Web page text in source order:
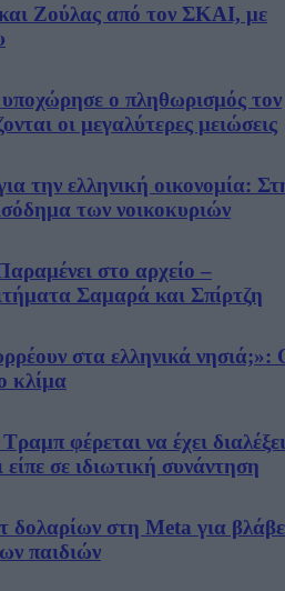
Ζούλας από τον ΣΚΑΙ, με
ο πληθωρισμός τον
οι μεγαλύτερες μειώσεις
την ελληνική οικονομία:
των νοικοκυριών
στο αρχείο –
Σαμαρά και Σπίρτζη
στα ελληνικά νησιά;»:
κλίμα
φέρεται να έχει διαλέξει
σε ιδιωτική συνάντηση
στη Meta για
παιδιών